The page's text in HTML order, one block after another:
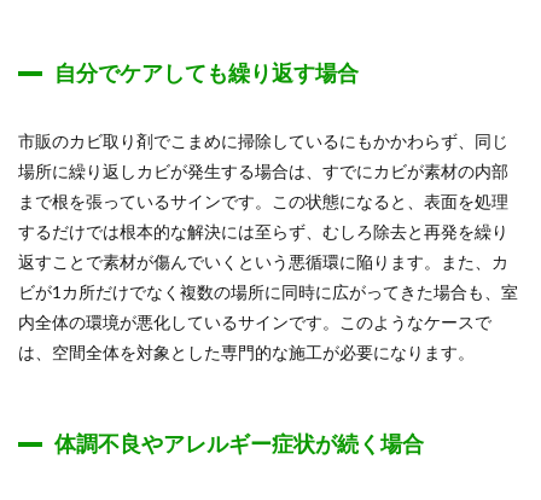
自分でケアしても繰り返す場合
市販のカビ取り剤でこまめに掃除しているにもかかわらず、同じ
場所に繰り返しカビが発生する場合は、すでにカビが素材の内部
まで根を張っているサインです。この状態になると、表面を処理
するだけでは根本的な解決には至らず、むしろ除去と再発を繰り
返すことで素材が傷んでいくという悪循環に陥ります。また、カ
ビが1カ所だけでなく複数の場所に同時に広がってきた場合も、室
内全体の環境が悪化しているサインです。このようなケースで
は、空間全体を対象とした専門的な施工が必要になります。
体調不良やアレルギー症状が続く場合